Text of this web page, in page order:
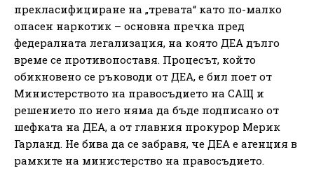
прекласифициране на „тревата“ като по-малко
опасен наркотик – основна пречка пред
федералната легализация, на която ДЕА дълго
време се противопоставя. Процесът, който
обикновено се ръководи от ДЕА, е бил поет от
Министерството на правосъдието на САЩ и
решението по него няма да бъде подписано от
шефката на ДЕА, а от главния прокурор Мерик
Гарланд. Не бива да се забравя, че ДЕА е агенция в
рамките на министерство на правосъдието.